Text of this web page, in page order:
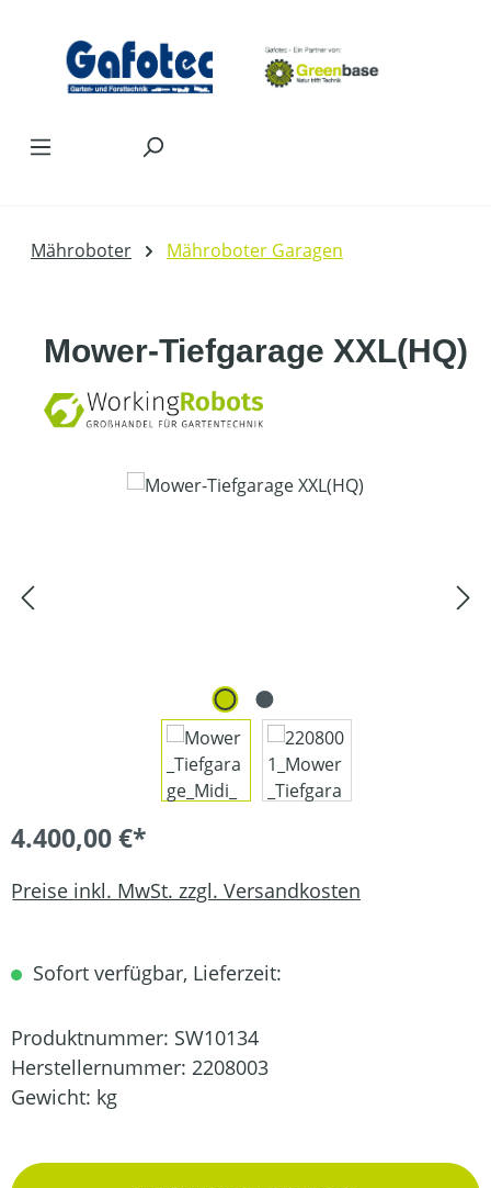
Mähroboter Mähroboter Garagen
Mower-Tiefgarage XXL(HQ)
Bildergalerie überspringen
4.400,00 €*
Preise inkl. MwSt. zzgl. Versandkosten
Sofort verfügbar, Lieferzeit:
Produktnummer: SW10134
Herstellernummer: 2208003
Gewicht: kg